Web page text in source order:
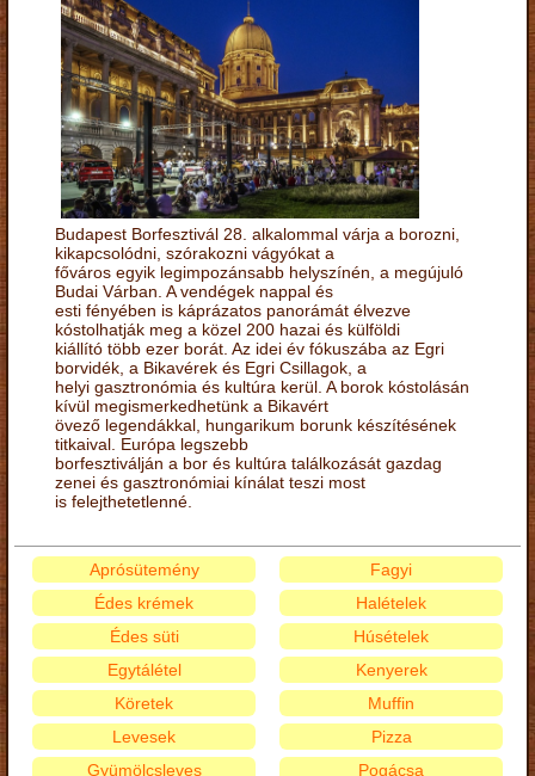
Budapest Borfesztivál 28. alkalommal várja a borozni,
kikapcsolódni, szórakozni vágyókat a
főváros egyik legimpozánsabb helyszínén, a megújuló
Budai Várban. A vendégek nappal és
esti fényében is káprázatos panorámát élvezve
kóstolhatják meg a közel 200 hazai és külföldi
kiállító több ezer borát. Az idei év fókuszába az Egri
borvidék, a Bikavérek és Egri Csillagok, a
helyi gasztronómia és kultúra kerül. A borok kóstolásán
kívül megismerkedhetünk a Bikavért
övező legendákkal, hungarikum borunk készítésének
titkaival. Európa legszebb
borfesztiválján a bor és kultúra találkozását gazdag
zenei és gasztronómiai kínálat teszi most
is felejthetetlenné.
Aprósütemény
Édes krémek
Édes süti
Egytálétel
Fagyi
Halételek
Húsételek
Kenyerek
Köretek
Levesek
Gyümölcsleves
Muffin
Pizza
Pogácsa